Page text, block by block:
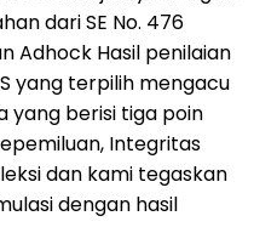
dari SE No. 476
Adhock Hasil penilaian
yang terpilih mengacu
yang berisi tiga poin
Integritas
dan kami tegaskan
dengan hasil